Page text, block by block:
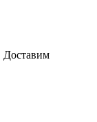
Доставим